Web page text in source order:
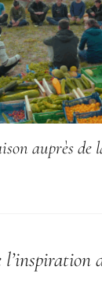
auprès de